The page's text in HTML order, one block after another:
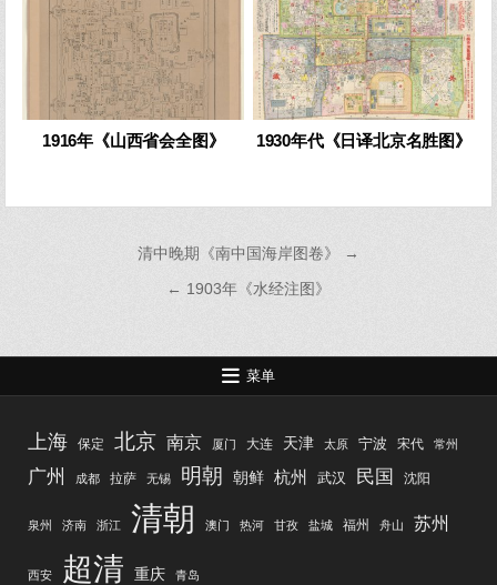
1916年《山西省会全图》 1930年代《日译北京名胜图》
航
清中晚期《南中国海岸图卷》 →
← 1903年《水经注图》
菜单
上海 保定 北京 南京 厦门 大连 天津 太原 宁波 宋代 常州
广州 成都 拉萨 无锡 明朝 朝鲜 杭州 武汉 民国 沈阳
泉州 济南 浙江 清朝 澳门 热河 甘孜 盐城 福州 舟山 苏州
西安 超清 重庆 青岛